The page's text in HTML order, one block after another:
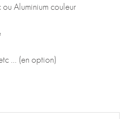
Aluminium couleur
... (en option)